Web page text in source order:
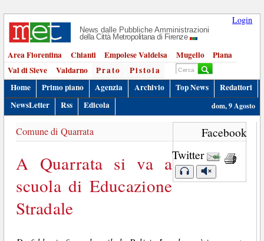
Login
News dalle Pubbliche Amministrazioni
della Città Metropolitana di Firenze
Area Fiorentina Chianti Empolese Valdelsa Mugello
Piana
Val di Sieve
Valdarno Prato
Pistoia
Home
Primo piano Agenzia Archivio Top News
Redattori
NewsLetter
Rss Edicola dom, 9 Agosto
Facebook
Twitter
Comune di Quarrata
A Quarrata si va a
scuola di Educazione
Stradale